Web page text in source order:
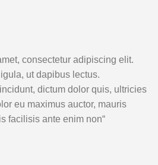
consectetur adipiscing elit.
ut dapibus lectus.
dictum dolor quis, ultricies
eu maximus auctor, mauris
facilisis ante enim non“